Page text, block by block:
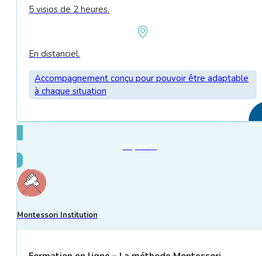
5 visios de 2 heures.
En distanciel.
Accompagnement conçu pour pouvoir être adaptable
à chaque situation
Montessori Institution